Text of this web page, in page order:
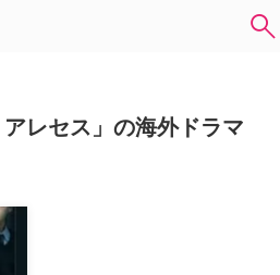
レセス」の海外ドラマ